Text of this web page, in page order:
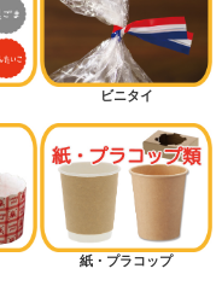
ビニタイ
紙・プラコップ